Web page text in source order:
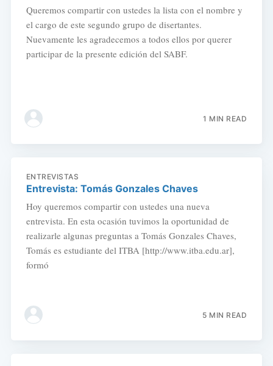
Queremos compartir con ustedes la lista con el nombre y
el cargo de este segundo grupo de disertantes.
Nuevamente les agradecemos a todos ellos por querer
participar de la presente edición del SABF.
1 MIN READ
ENTREVISTAS
Entrevista: Tomás Gonzales Chaves
Hoy queremos compartir con ustedes una nueva
entrevista. En esta ocasión tuvimos la oportunidad de
realizarle algunas preguntas a Tomás Gonzales Chaves,
Tomás es estudiante del ITBA [http://www.itba.edu.ar],
formó
5 MIN READ